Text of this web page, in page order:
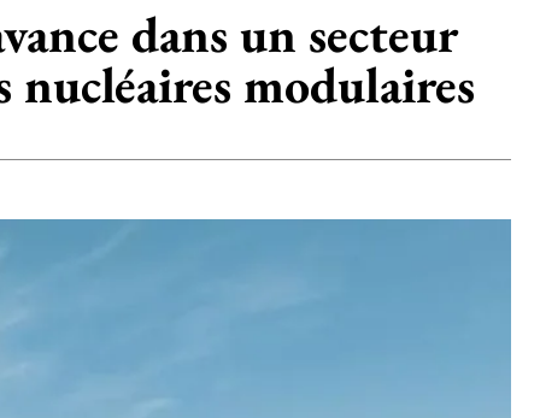
dans un secteur
modulaires